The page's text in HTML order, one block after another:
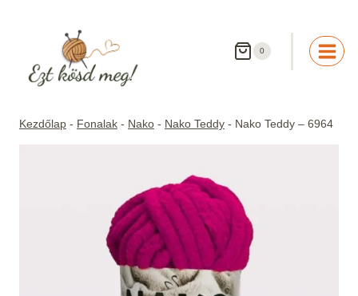
0
Kezdőlap - Fonalak - Nako - Nako Teddy - Nako Teddy – 6964